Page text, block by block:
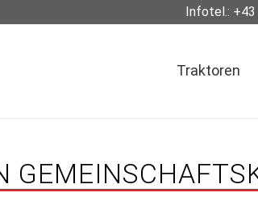
Infotel.:
Traktoren